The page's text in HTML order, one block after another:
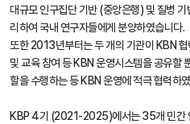
대규모 인구집단 기반 (중앙은행) 및 질병
리하여 국내 연구자들에게 분양하였습니다.
또한 2013년부터는 두 개의 기관이 KBN
및 교육 참여 등 KBN 운영시스템을 공유할
할을 수행하는 등 KBN 운영에 적극 협력하
KBP 4기 (2021-2025)에서는 35개 민간